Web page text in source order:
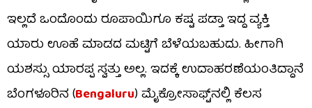
ಇಲ್ಲದೆ ಒಂದೊಂದು ರೂಪಾಯಿಗೂ ಕಷ್ಟ ಪಡ್ತಾ ಇದ್ದ ವ್ಯಕ್ತಿ
ಯಾರು ಊಹೆ ಮಾಡದ ಮಟ್ಟಿಗೆ ಬೆಳೆಯಬಹುದು. ಹೀಗಾಗಿ
ಯಶಸ್ಸು ಯಾರಪ್ಪ ಸ್ವತ್ತು ಅಲ್ಲ. ಇದಕ್ಕೆ ಉದಾಹರಣೆಯಂತಿದ್ದಾನೆ
ಬೆಂಗಳೂರಿನ (Bengaluru) ಮೈಕ್ರೋಸಾಫ್ಟ್‌ನಲ್ಲಿ ಕೆಲಸ